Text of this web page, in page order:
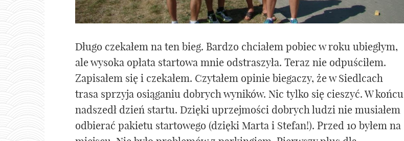
Długo czekałem na ten bieg. Bardzo chciałem pobiec w roku ubiegłym,
ale wysoka opłata startowa mnie odstraszyła. Teraz nie odpuściłem.
Zapisałem się i czekałem. Czytałem opinie biegaczy, że w Siedlcach
trasa sprzyja osiąganiu dobrych wyników. Nic tylko się cieszyć. W końcu
nadszedł dzień startu. Dzięki uprzejmości dobrych ludzi nie musiałem
odbierać pakietu startowego (dzięki Marta i Stefan!). Przed 10 byłem na